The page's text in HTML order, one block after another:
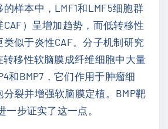
样本中，LMF1和LMF5细胞群
CAF）呈增加趋势，而低转移性
似于炎性CAF。分子机制研究
转移性软脑膜成纤维细胞中大量
和BMP7，它们作用于肿瘤细
分裂并增强软脑膜定植。BMP靶
一步证实了这一点。